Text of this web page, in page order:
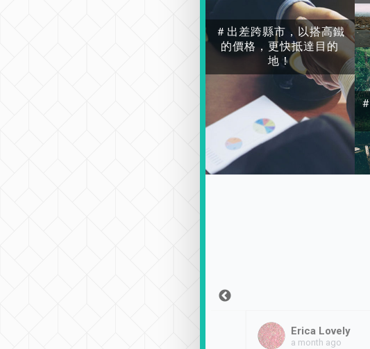
＃出差跨縣市，以搭高鐵
的價格，更快抵達目的
地！
Erica Lovely
a month ago